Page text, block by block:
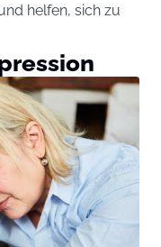
helfen, sich zu